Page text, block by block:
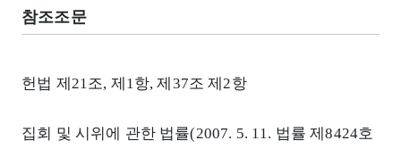
참조조문
헌법 제21조, 제1항, 제37조 제2항
집회 및 시위에 관한 법률(2007. 5. 11. 법률 제8424호